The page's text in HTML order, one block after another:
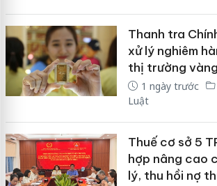
Thanh tra
xử lý nghiêm
thị trường vàng
1 ngày trước
Luật
Thuế cơ sở 5
hợp nâng cao
lý, thu hồi nợ